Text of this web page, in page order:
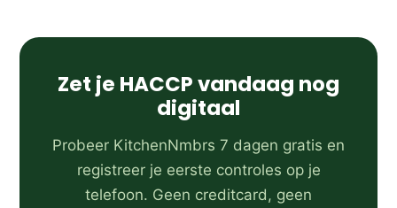
Zet je HACCP vandaag nog
digitaal
Probeer KitchenNmbrs 7 dagen gratis en
registreer je eerste controles op je
telefoon. Geen creditcard, geen